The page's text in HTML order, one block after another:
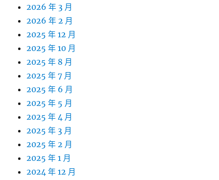
2026 年 3 月
2026 年 2 月
2025 年 12 月
2025 年 10 月
2025 年 8 月
2025 年 7 月
2025 年 6 月
2025 年 5 月
2025 年 4 月
2025 年 3 月
2025 年 2 月
2025 年 1 月
2024 年 12 月